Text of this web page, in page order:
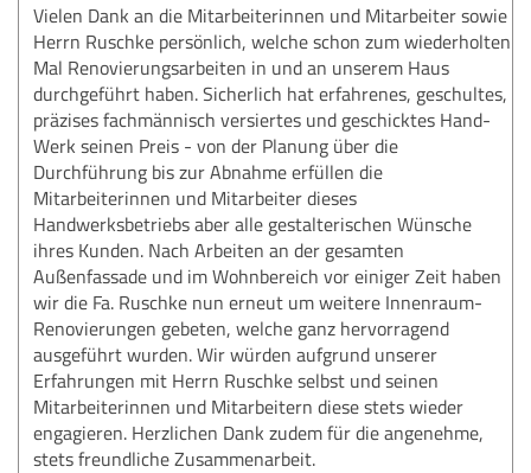
Vielen Dank an die Mitarbeiterinnen und Mitarbeiter sowie
Herrn Ruschke persönlich, welche schon zum wiederholten
Mal Renovierungsarbeiten in und an unserem Haus
durchgeführt haben. Sicherlich hat erfahrenes, geschultes,
präzises fachmännisch versiertes und geschicktes Hand-
Werk seinen Preis - von der Planung über die
Durchführung bis zur Abnahme erfüllen die
Mitarbeiterinnen und Mitarbeiter dieses
Handwerksbetriebs aber alle gestalterischen Wünsche
ihres Kunden. Nach Arbeiten an der gesamten
Außenfassade und im Wohnbereich vor einiger Zeit haben
wir die Fa. Ruschke nun erneut um weitere Innenraum-
Renovierungen gebeten, welche ganz hervorragend
ausgeführt wurden. Wir würden aufgrund unserer
Erfahrungen mit Herrn Ruschke selbst und seinen
Mitarbeiterinnen und Mitarbeitern diese stets wieder
engagieren. Herzlichen Dank zudem für die angenehme,
stets freundliche Zusammenarbeit.